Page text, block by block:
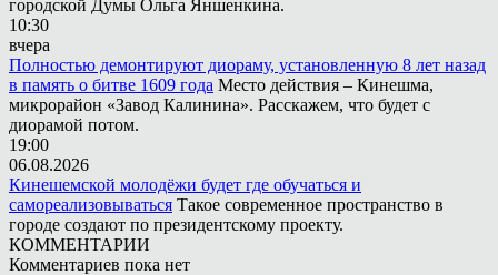
городской Думы Ольга Яншенкина.
10:30
вчера
Полностью демонтируют диораму, установленную 8 лет назад
в память о битве 1609 года Место действия – Кинешма,
микрорайон «Завод Калинина». Расскажем, что будет с
диорамой потом.
19:00
06.08.2026
Кинешемской молодёжи будет где обучаться и
самореализовываться Такое современное пространство в
городе создают по президентскому проекту.
КОММЕНТАРИИ
Комментариев пока нет